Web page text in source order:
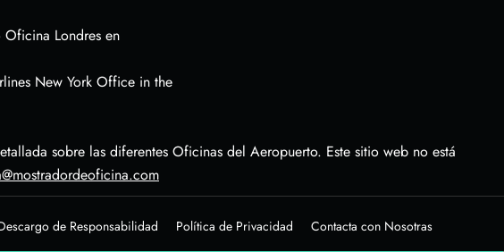
Oficina Londres en
New York Office in the
sobre las diferentes Oficinas del Aeropuerto. Este sitio web no está
de Responsabilidad Política de Privacidad Contacta con Nosotras